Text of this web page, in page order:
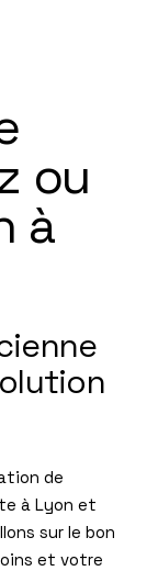
ou
à
de
à Lyon et
sur le bon
et votre